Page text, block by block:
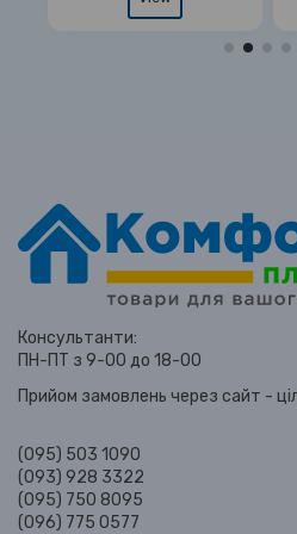
Консультанти:
ПН-ПТ з 9-00 до 18-00
Прийом замовлень через сайт -
(095) 503 1090
(093) 928 3322
(095) 750 8095
(096) 775 0577